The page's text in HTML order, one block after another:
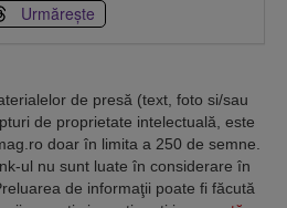
Urmărește
de presă (text, foto si/sau
de proprietate intelectuală, este
doar în limita a 250 de semne.
ul nu sunt luate în considerare în
de informaţii poate fi făcută